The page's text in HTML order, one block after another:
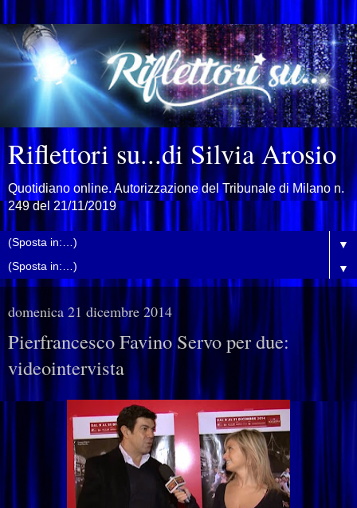
Riflettori su...di Silvia Arosio
Quotidiano online. Autorizzazione del Tribunale di Milano n.
249 del 21/11/2019
▼
▼
domenica 21 dicembre 2014
Pierfrancesco Favino Servo per due:
videointervista